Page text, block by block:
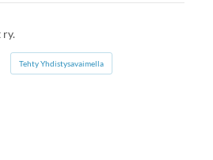
Tehty Yhdistysavaimella